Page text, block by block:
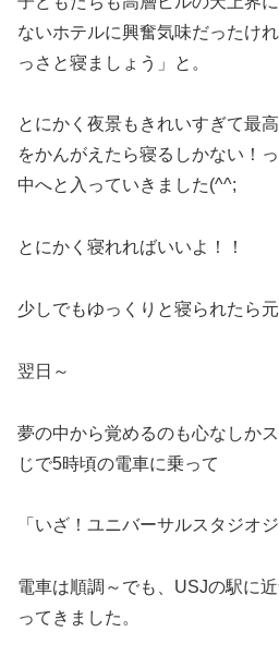
ないホテルに興奮気味だったけ
っさと寝ましょう」と。
とにかく夜景もきれいすぎて最
をかんがえたら寝るしかない！
中へと入っていきました(^^;
とにかく寝れればいいよ！！
少しでもゆっくりと寝られたら
翌日～
夢の中から覚めるのも心なしか
じで5時頃の電車に乗って
「いざ！ユニバーサルスタジオ
電車は順調～でも、USJの駅に
ってきました。